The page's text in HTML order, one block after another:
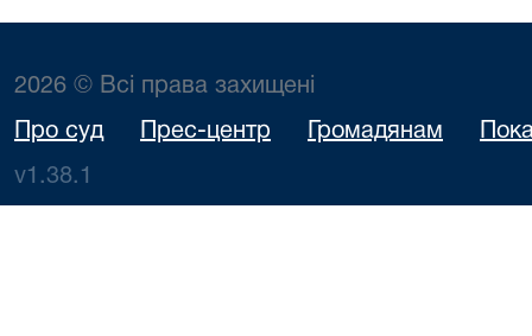
2026 © Всі права захищені
Про суд Прес-центр Громадянам
v1.38.1